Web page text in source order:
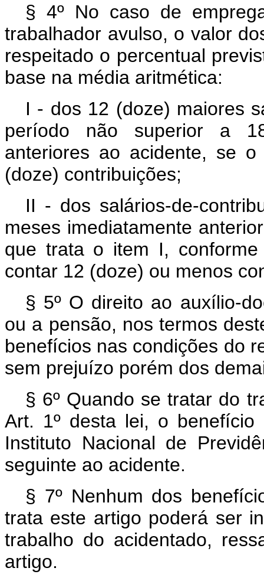
§ 4º No caso de
trabalhador avulso, o valor
respeitado o percentual
base na média aritmética:
I - dos 12 (doze) maiores
período não superior a
anteriores ao acidente, se
(doze) contribuições;
II - dos salários-de-
meses imediatamente
que trata o item I,
contar 12 (doze) ou menos
§ 5º O direito ao auxílio-
ou a pensão, nos termos
benefícios nas condições do
sem prejuízo porém dos
§ 6º Quando se tratar do
Art. 1º desta lei, o
Instituto Nacional de
seguinte ao acidente.
§ 7º Nenhum dos
trata este artigo poderá ser
trabalho do acidentado,
artigo.